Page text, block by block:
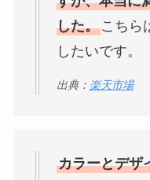
した。こちら
したいです。
出典： 楽天市場
カラーとデザ